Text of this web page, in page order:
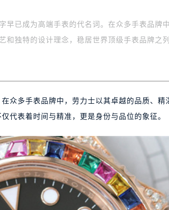
早已成为高端手表的代名词。在众多手表品牌
和独特的设计理念，稳居世界顶级手表品牌之
众多手表品牌中，劳力士以其卓越的品质、精
代表着时间与精准，更是身份与品位的象征。